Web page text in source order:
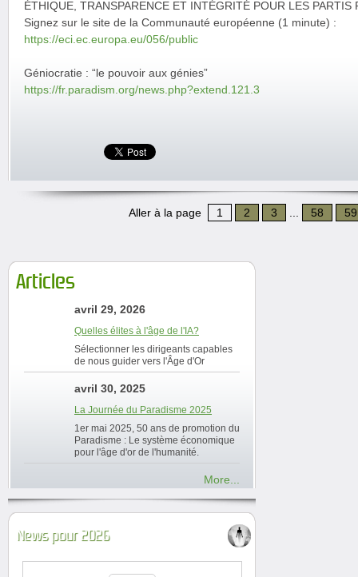
ÉTHIQUE, TRANSPARENCE ET INTÉGRITÉ POUR LES PARTIS
Signez sur le site de la Communauté européenne (1 minute) :
https://eci.ec.europa.eu/056/public
Géniocratie : “le pouvoir aux génies”
https://fr.paradism.org/news.php?extend.121.3
Aller à la page 1 2 3 58 59
Articles
avril 29, 2026
Quelles élites à l'âge de l'IA?
Sélectionner les dirigeants capables
de nous guider vers l'Âge d'Or
avril 30, 2025
La Journée du Paradisme 2025
1er mai 2025, 50 ans de promotion du
Paradisme : Le système économique
pour l'âge d'or de l'humanité.
More...
News pour 2026